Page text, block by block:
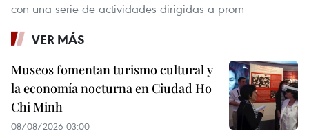
con una serie de actividades dirigidas a prom
VER MÁS
Museos fomentan turismo cultural y
la economía nocturna en Ciudad Ho
Chi Minh
08/08/2026 03:00